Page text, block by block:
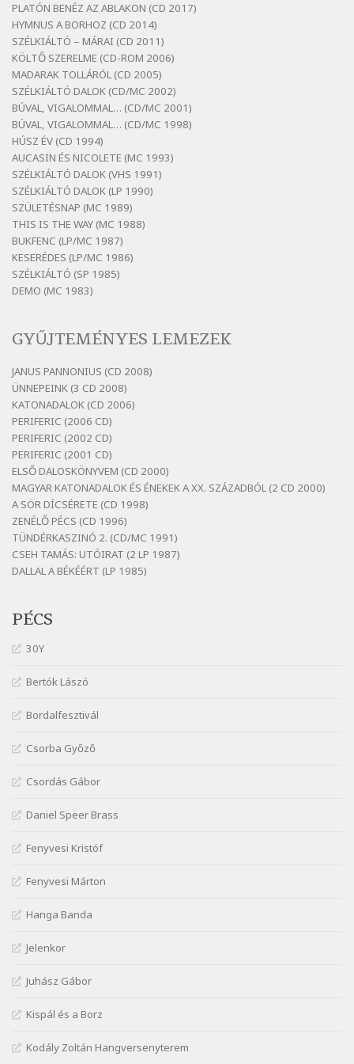
Bertók László: Dinnye Döme
Szélkiáltó
Bertók László: Diófa-levélen
Szélkiáltó
Bertók László: El-elképzelem a falansztert
Szélkiáltó
Bertók László: Elmenni kevés, itt maradni
sok
Szélkiáltó
Bertók László: Mintha már pénteken
vasárnap
Szélkiáltó
Bertók László: Ó, az a hol volt vicinális
Bertók László: Vásáros
Szélkiáltó
Bertók László: Vizibolt
Szélkiáltó
Bornemissza Endre: Szitakötő
Szélkiáltó
Detlev von Liliencron: Bölcsődal
Szélkiáltó
Fenyvesi Béla: Lesz-e még menedék?
Szélkiáltó
Fenyvesi Béla: Szélkiáltó kánon
Szélkiáltó
Szélkiáltó
Galambosi László: Kalapos
Győri László: Jönnek a törökök
Szélkiáltó
török ellen hadba induló Mátyás királyért
Janus Pannonius: Névváltoztatásáról
Szélkiáltó
Szélkiáltó
József Attila: Hajad az ujjamé
József Attila: Jaj, majdnem
Szélkiáltó
Szélkiáltó
PLATÓN BENÉZ AZ ABLAKON (CD 2017)
HYMNUS A BORHOZ (CD 2014)
SZÉLKIÁLTÓ – MÁRAI (CD 2011)
KÖLTŐ SZERELME (CD-ROM 2006)
MADARAK TOLLÁRÓL (CD 2005)
SZÉLKIÁLTÓ DALOK (CD/MC 2002)
BÚVAL, VIGALOMMAL… (CD/MC 2001)
BÚVAL, VIGALOMMAL… (CD/MC 1998)
HÚSZ ÉV (CD 1994)
AUCASIN ÉS NICOLETE (MC 1993)
SZÉLKIÁLTÓ DALOK (VHS 1991)
SZÉLKIÁLTÓ DALOK (LP 1990)
SZÜLETÉSNAP (MC 1989)
THIS IS THE WAY (MC 1988)
BUKFENC (LP/MC 1987)
KESERÉDES (LP/MC 1986)
SZÉLKIÁLTÓ (SP 1985)
DEMO (MC 1983)
GYŰJTEMÉNYES LEMEZEK
JANUS PANNONIUS (CD 2008)
ÜNNEPEINK (3 CD 2008)
KATONADALOK (CD 2006)
PERIFERIC (2006 CD)
PERIFERIC (2002 CD)
PERIFERIC (2001 CD)
ELSŐ DALOSKÖNYVEM (CD 2000)
MAGYAR KATONADALOK ÉS ÉNEKEK A XX. SZÁZADBÓL (2 CD 2000)
A SÖR DÍCSÉRETE (CD 1998)
ZENÉLŐ PÉCS (CD 1996)
TÜNDÉRKASZINÓ 2. (CD/MC 1991)
CSEH TAMÁS: UTÓIRAT (2 LP 1987)
DALLAL A BÉKÉÉRT (LP 1985)
PÉCS
30Y
Bertók Lászó
Bordalfesztivál
Csorba Győző
Csordás Gábor
Daniel Speer Brass
Fenyvesi Kristóf
Fenyvesi Márton
Hanga Banda
Jelenkor
Juhász Gábor
Kispál és a Borz
Kodály Zoltán Hangversenyterem